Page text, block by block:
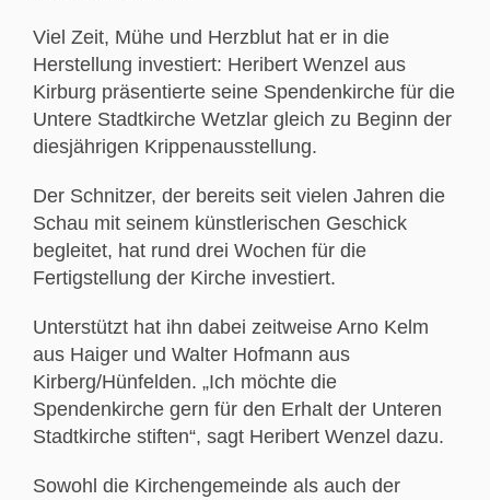
Viel Zeit, Mühe und Herzblut hat er in die
Herstellung investiert: Heribert Wenzel aus
Kirburg präsentierte seine Spendenkirche für die
Untere Stadtkirche Wetzlar gleich zu Beginn der
diesjährigen Krippenausstellung.
Der Schnitzer, der bereits seit vielen Jahren die
Schau mit seinem künstlerischen Geschick
begleitet, hat rund drei Wochen für die
Fertigstellung der Kirche investiert.
Unterstützt hat ihn dabei zeitweise Arno Kelm
aus Haiger und Walter Hofmann aus
Kirberg/Hünfelden. „Ich möchte die
Spendenkirche gern für den Erhalt der Unteren
Stadtkirche stiften“, sagt Heribert Wenzel dazu.
Sowohl die Kirchengemeinde als auch der